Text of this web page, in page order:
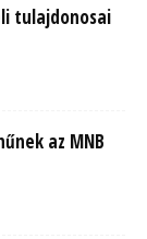
tulajdonosai
az MNB